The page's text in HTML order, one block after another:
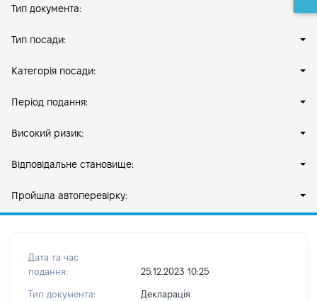
Тип документа:
Тип посади:
Категорія посади:
Період подання:
Високий ризик:
Відповідальне становище:
Пройшла автоперевірку:
Дата та час
подання:
25.12.2023 10:25
Тип документа: Декларація